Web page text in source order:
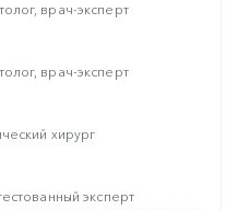
врач-эксперт
врач-эксперт
хирург
эксперт